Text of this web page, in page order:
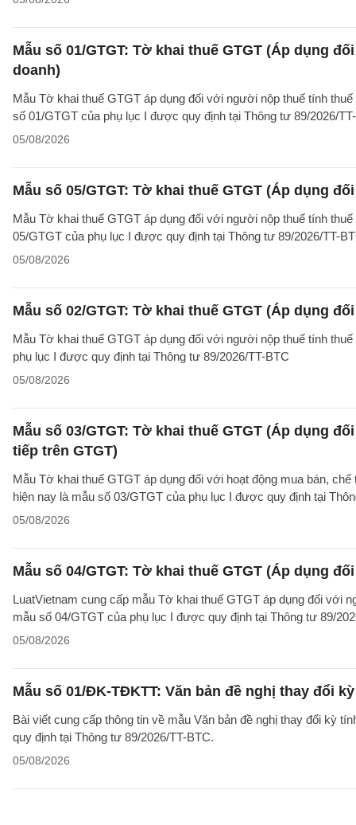
Mẫu số 01/GTGT: Tờ khai thuế GTGT (Áp dụng
doanh)
Mẫu Tờ khai thuế GTGT áp dụng đối với người nộp thuế tính
số 01/GTGT của phụ lục I được quy định tại Thông tư 89/2026/
05/08/2026
Mẫu số 05/GTGT: Tờ khai thuế GTGT (Áp dụng
Mẫu Tờ khai thuế GTGT áp dụng đối với người nộp thuế tính
05/GTGT của phụ lục I được quy định tại Thông tư 89/2026/TT-
05/08/2026
Mẫu số 02/GTGT: Tờ khai thuế GTGT (Áp dụng
Mẫu Tờ khai thuế GTGT áp dụng đối với người nộp thuế tính
phụ lục I được quy định tại Thông tư 89/2026/TT-BTC
05/08/2026
Mẫu số 03/GTGT: Tờ khai thuế GTGT (Áp dụng
tiếp trên GTGT)
Mẫu Tờ khai thuế GTGT áp dụng đối với hoạt động mua bán,
hiện nay là mẫu số 03/GTGT của phụ lục I được quy định tại
05/08/2026
Mẫu số 04/GTGT: Tờ khai thuế GTGT (Áp dụng
LuatVietnam cung cấp mẫu Tờ khai thuế GTGT áp dụng đối với
mẫu số 04/GTGT của phụ lục I được quy định tại Thông tư 89/
05/08/2026
Mẫu số 01/ĐK-TĐKTT: Văn bản đề nghị thay đổi
Bài viết cung cấp thông tin về mẫu Văn bản đề nghị thay đổi kỳ
quy định tại Thông tư 89/2026/TT-BTC.
05/08/2026